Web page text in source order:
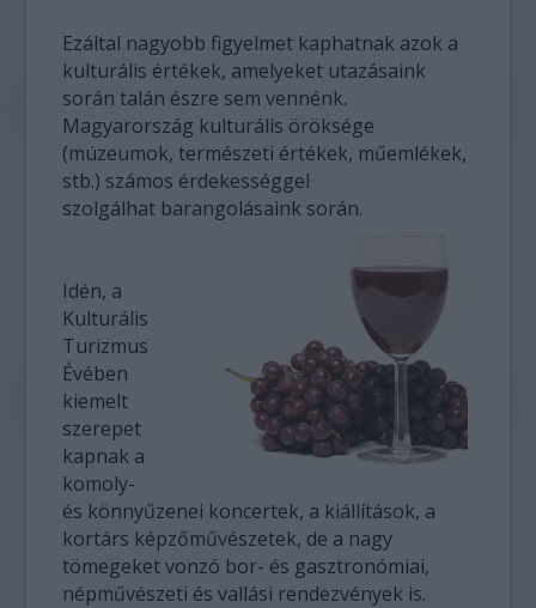
Ezáltal nagyobb figyelmet kaphatnak azok a
kulturális értékek, amelyeket utazásaink
során talán észre sem vennénk.
Magyarország kulturális öröksége
(múzeumok, természeti értékek, műemlékek,
stb.) számos érdekességgel
szolgálhat barangolásaink során.
Idén, a
Kulturális
Turizmus
Évében
kiemelt
szerepet
kapnak a
komoly-
és könnyűzenei koncertek, a kiállítások, a
kortárs képzőművészetek, de a nagy
tömegeket vonzó bor- és gasztronómiai,
népművészeti és vallási rendezvények is.